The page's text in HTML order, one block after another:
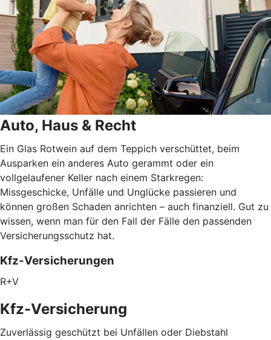
Auto, Haus & Recht
Ein Glas Rotwein auf dem Teppich verschüttet, beim
Ausparken ein anderes Auto gerammt oder ein
vollgelaufener Keller nach einem Starkregen:
Missgeschicke, Unfälle und Unglücke passieren und
können großen Schaden anrichten – auch finanziell. Gut zu
wissen, wenn man für den Fall der Fälle den passenden
Versicherungsschutz hat.
Kfz-Versicherungen
R+V
Kfz-Versicherung
Zuverlässig geschützt bei Unfällen oder Diebstahl